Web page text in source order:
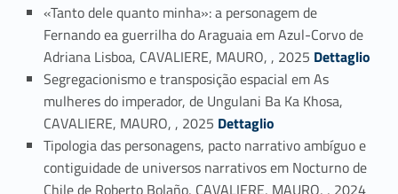
«Tanto dele quanto minha»: a personagem de
Fernando ea guerrilha do Araguaia em Azul-Corvo de
Adriana Lisboa, CAVALIERE, MAURO, , 2025 Link identifier #identifier_person_117887-1Dettaglio
Segregacionismo e transposição espacial em As
mulheres do imperador, de Ungulani Ba Ka Khosa,
CAVALIERE, MAURO, , 2025 Link identifier #identifier_person_72538-2Dettaglio
Tipologia das personagens, pacto narrativo ambíguo e
contiguidade de universos narrativos em Nocturno de
Chile de Roberto Bolaño, CAVALIERE, MAURO, , 2024